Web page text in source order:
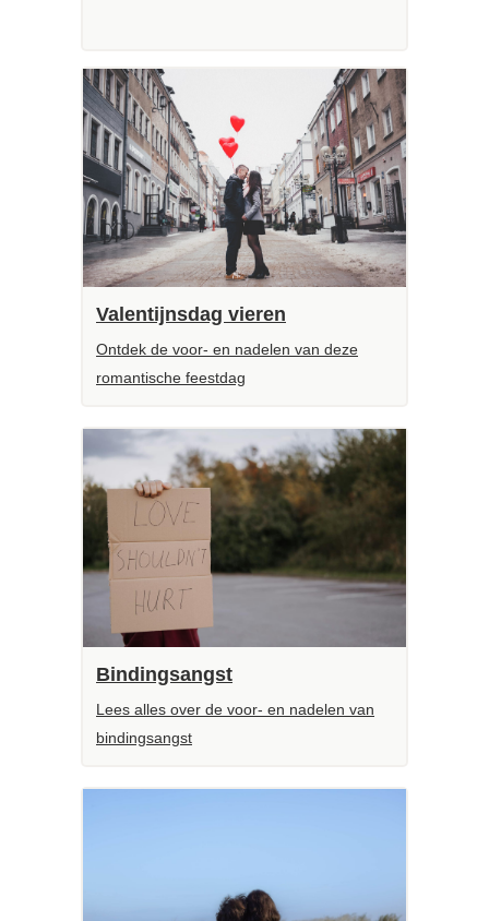
Valentijnsdag vieren
Ontdek de voor- en nadelen van deze
romantische feestdag
Bindingsangst
Lees alles over de voor- en nadelen van
bindingsangst